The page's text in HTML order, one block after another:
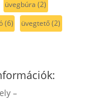
üvegbúra (2)
(6) üvegtető(2)
–